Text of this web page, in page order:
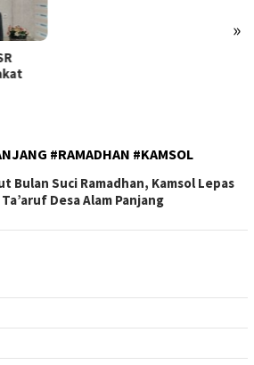
»
#RAMADHAN #KAMSOL
Bulan Suci Ramadhan, Kamsol Lepas
Desa Alam Panjang